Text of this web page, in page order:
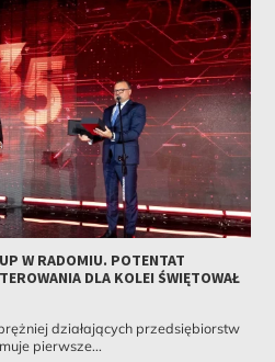
W RADOMIU. POTENTAT
DLA KOLEI ŚWIĘTOWAŁ
działających przedsiębiorstw
pierwsze...